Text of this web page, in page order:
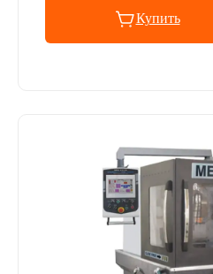
Купить